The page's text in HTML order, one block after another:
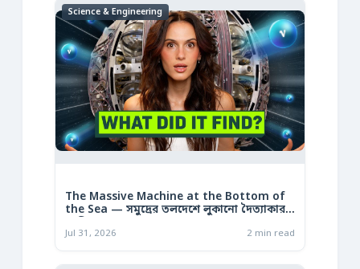
Science & Engineering
The Massive Machine at the Bottom of
the Sea — সমুদ্রের তলদেশে লুকানো দৈত্যাকার
Jul 31, 2026 2 min read